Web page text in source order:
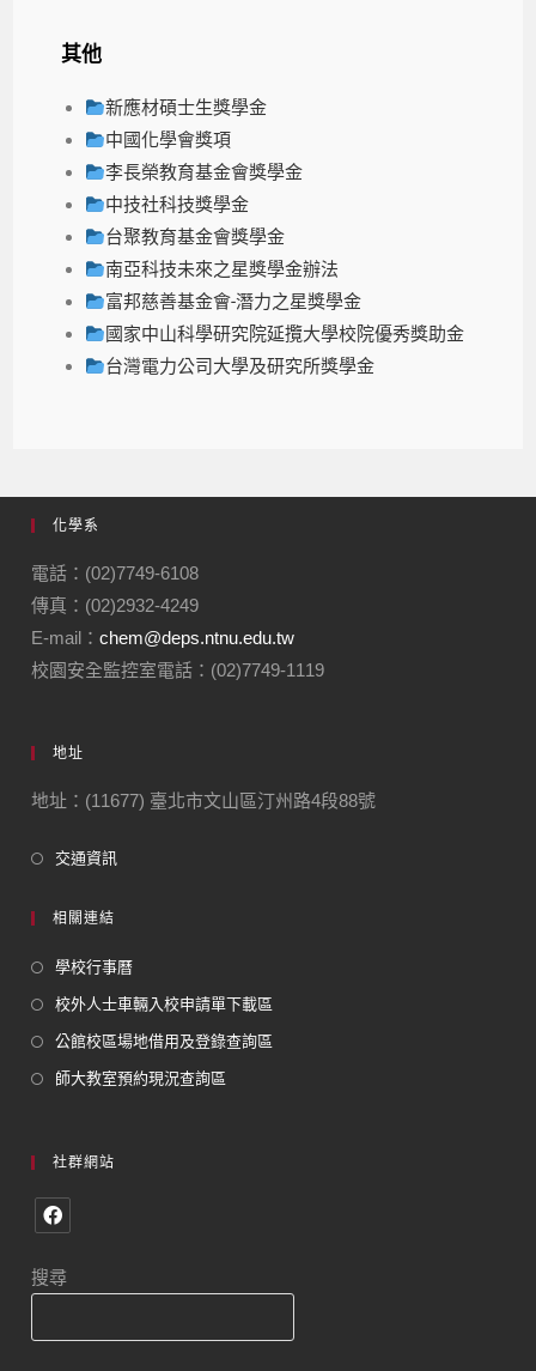
其他
新應材碩士生獎學金
中國化學會獎項
李長榮教育基金會獎學金
中技社科技獎學金
台聚教育基金會獎學金
南亞科技未來之星獎學金辦法
富邦慈善基金會-潛力之星獎學金
國家中山科學研究院延攬大學校院優秀獎助金
台灣電力公司大學及研究所獎學金
化學系
電話：(02)7749-6108
傳真：(02)2932-4249
E-mail：chem@deps.ntnu.edu.tw
校園安全監控室電話：(02)7749-1119
地址
地址：(11677) 臺北市文山區汀州路4段88號
交通資訊
相關連結
學校行事曆
校外人士車輛入校申請單下載區
公館校區場地借用及登錄查詢區
師大教室預約現況查詢區
社群網站
搜尋